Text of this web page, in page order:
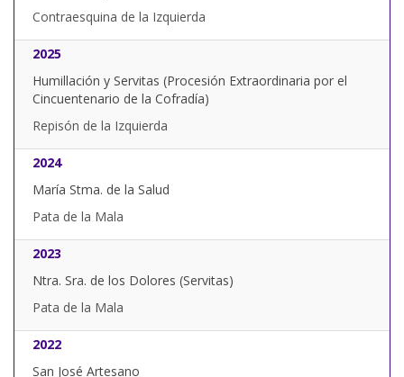
Contraesquina de la Izquierda
2025
Humillación y Servitas (Procesión Extraordinaria por el
Cincuentenario de la Cofradía)
Repisón de la Izquierda
2024
María Stma. de la Salud
Pata de la Mala
2023
Ntra. Sra. de los Dolores (Servitas)
Pata de la Mala
2022
San José Artesano